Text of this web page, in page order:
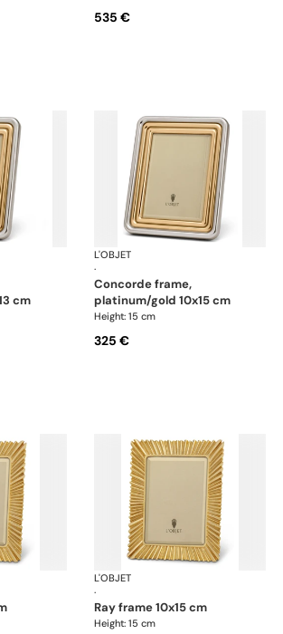
535 €
Picture Frames
cm
L'OBJET
·
concorde frame,
platinum/gold 10x15 cm
Height: 15 cm
325 €
Picture Frames
L'OBJET
·
ray frame 10x15 cm
Height: 15 cm